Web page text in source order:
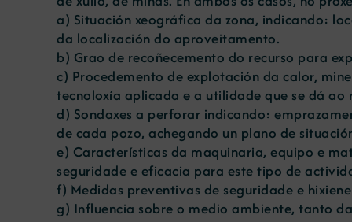
a) Situación xeográfica da zona, indicando:
da localización do aproveitamento.
b) Grao de recoñecemento do recurso para
c) Procedemento de explotación da calor,
tecnoloxía aplicada e a utilidade que se dá ao
d) Sondaxes a perforar indicando:
de cada pozo, achegando un plano de
e) Características da maquinaria, equipo e
seguridade e eficacia para este tipo de
f) Medidas preventivas de seguridade e
g) Influencia sobre o medio ambiente, tanto